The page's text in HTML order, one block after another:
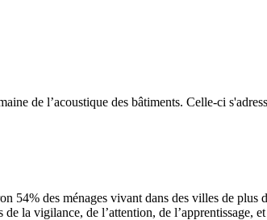
de l’acoustique des bâtiments. Celle-ci
des ménages vivant dans des villes de plus
la vigilance, de l’attention, de l’apprentissage,